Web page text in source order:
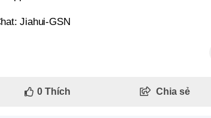
Jiahui-GSN
0Thích Chia sẻ